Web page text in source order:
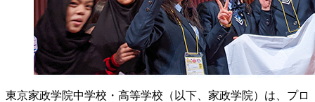
東京家政学院中学校・高等学校（以下、家政学院）は、プロ